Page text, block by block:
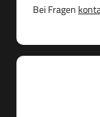
Bei Fragen